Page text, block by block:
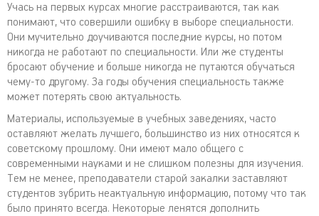
Учась на первых курсах многие расстраиваются, так как
понимают, что совершили ошибку в выборе специальности.
Они мучительно доучиваются последние курсы, но потом
никогда не работают по специальности. Или же студенты
бросают обучение и больше никогда не путаются обучаться
чему-то другому. За годы обучения специальность также
может потерять свою актуальность.
Материалы, используемые в учебных заведениях, часто
оставляют желать лучшего, большинство из них относятся к
советскому прошлому. Они имеют мало общего с
современными науками и не слишком полезны для изучения.
Тем не менее, преподаватели старой закалки заставляют
студентов зубрить неактуальную информацию, потому что так
было принято всегда. Некоторые ленятся дополнить